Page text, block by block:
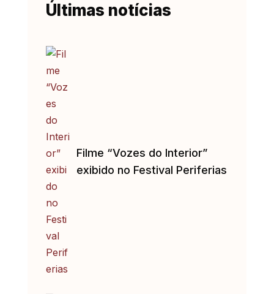
Últimas notícias
Filme “Vozes do Interior”
exibido no Festival Periferias